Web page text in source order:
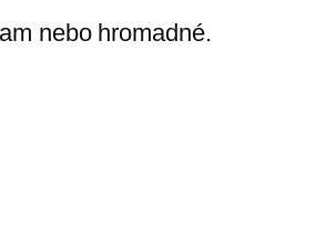
nebo hromadné.